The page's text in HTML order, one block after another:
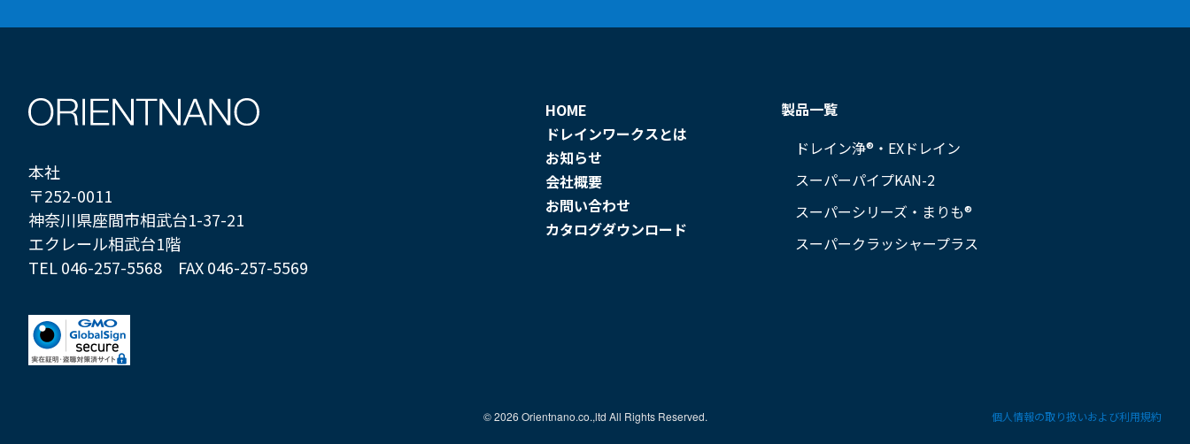
本社
〒252-0011
神奈川県座間市相武台1-37-21
エクレール相武台1階
TEL 046-257-5568 FAX 046-257-5569
HOME
ドレインワークスとは
お知らせ
会社概要
お問い合わせ
カタログダウンロード
製品一覧
ドレイン浄®・EXドレイン
スーパーパイプKAN-2
スーパーシリーズ・まりも®
スーパークラッシャープラス
©︎ 2026 Orientnano.co.,ltd All Rights Reserved. 個人情報の取り扱いおよび利用規約